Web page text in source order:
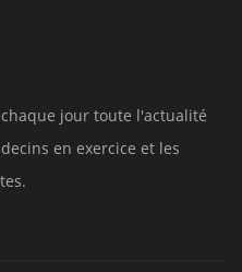
jour toute l'actualité
en exercice et les